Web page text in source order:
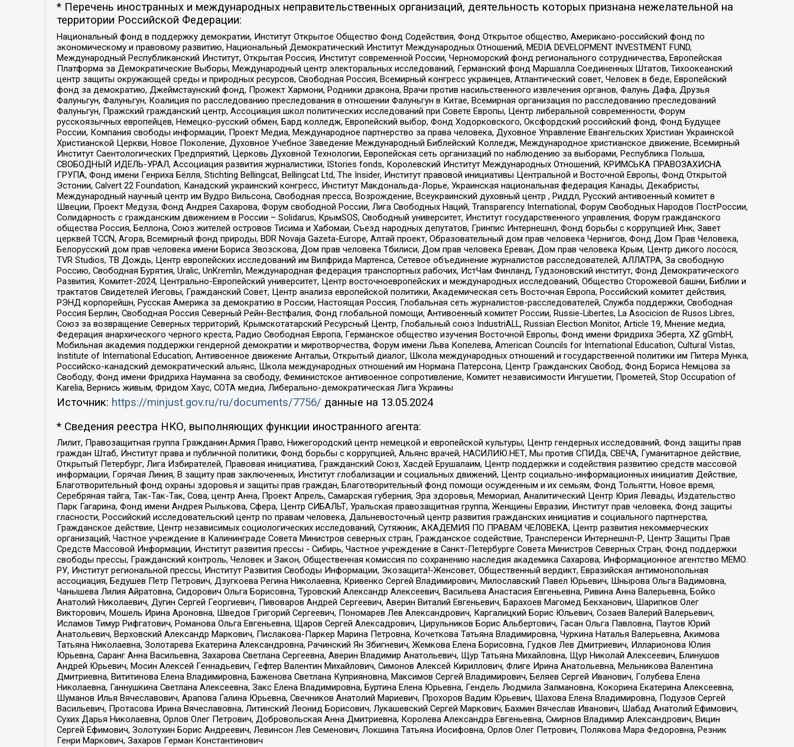
* Перечень иностранных и международных неправительственных организаций, деятельность которых признана нежелательной на
территории Российской Федерации:
Национальный фонд в поддержку демократии, Институт Открытое Общество Фонд Содействия, Фонд Открытое общество, Американо-российский фонд по
экономическому и правовому развитию, Национальный Демократический Институт Международных Отношений, MEDIA DEVELOPMENT INVESTMENT FUND,
Международный Республиканский Институт, Открытая Россия, Институт современной России, Черноморский фонд регионального сотрудничества, Европейская
Платформа за Демократические Выборы, Международный центр электоральных исследований, Германский фонд Маршалла Соединенных Штатов, Тихоокеанский
центр защиты окружающей среды и природных ресурсов, Свободная Россия, Всемирный конгресс украинцев, Атлантический совет, Человек в беде, Европейский
фонд за демократию, Джеймстаунский фонд, Прожект Хармони, Родники дракона, Врачи против насильственного извлечения органов, Фалунь Дафа, Друзья
Фалуньгун, Фалуньгун, Коалиция по расследованию преследования в отношении Фалуньгун в Китае, Всемирная организация по расследованию преследований
Фалуньгун, Пражский гражданский центр, Ассоциация школ политических исследований при Совете Европы, Центр либеральной современности, Форум
русскоязычных европейцев, Немецко-русский обмен, Бард колледж, Европейский выбор, Фонд Ходорковского, Оксфордский российский фонд, Фонд Будущее
России, Компания свободы информации, Проект Медиа, Международное партнерство за права человека, Духовное Управление Евангельских Христиан Украинской
Христианской Церкви, Новое Поколение, Духовное Учебное Заведение Международный Библейский Колледж, Международное христианское движение, Всемирный
Институт Саентологических Предприятий, Церковь Духовной Технологии, Европейская сеть организаций по наблюдению за выборами, Республика Польша,
СВОБОДНЫЙ ИДЕЛЬ-УРАЛ, Ассоциация развития журналистики, IStories fonds, Королевский Институт Международных Отношений, КРИМСЬКА ПРАВОЗАХИСНА
ГРУПА, Фонд имени Генриха Бёлля, Stichting Bellingcat, Bellingcat Ltd, The Insider, Институт правовой инициативы Центральной и Восточной Европы, Фонд Открытой
Эстонии, Calvert 22 Foundation, Канадский украинский конгресс, Институт Макдональда-Лорье, Украинская национальная федерация Канады, Декабристы,
Международный научный центр им Вудро Вильсона, Свободная пресса, Возрождение, Всеукраинский духовный центр , Риддл, Русский антивоенный комитет в
Швеции, Проект Медуза, Фонд Андрея Сахарова, Форум свободной России, Лига Свободных Наций, Transparеncy International, Форум Свободных Народов ПостРоссии,
Солидарность с гражданским движением в России – Solidarus, КрымSOS, Свободный университет, Институт государственного управления, Форум гражданского
общества Россия, Беллона, Союз жителей островов Тисима и Хабомаи, Съезд народных депутатов, Гринпис Интернешнл, Фонд борьбы с коррупцией Инк, Завет
церквей TCCN, Агора, Всемирный фонд природы, BDR Novaja Gazeta-Europe, Алтай проект, Образовательный дом прав человека Чернигов, Фонд Дом Прав Человека,
Белорусский дом прав человека имени Бориса Звозскова, Дом прав человека Тбилиси, Дом прав человека Ереван, Дом прав человека Крым, Центр дикого лосося,
TVR Studios, ТВ Дождь, Центр европейских исследований им Вилфрида Мартенса, Сетевое объединение журналистов расследователей, АЛЛАТРА, За свободную
Россию, Свободная Бурятия, Uralic, UnKremlin, Международная федерация транспортных рабочих, ИстЧам Финланд, Гудзоновский институт, Фонд Демократического
Развития, Комитет-2024, Центрально-Европейский университет, Центр восточноевропейских и международных исследований, Общество Сторожевой башни, Библии и
трактатов Свидетелей Иеговы, Гражданский Совет, Центр анализа европейской политики, Академическая сеть Восточная Европа, Российский комитет действия,
РЭНД корпорейшн, Русская Америка за демократию в России, Настоящая Россия, Глобальная сеть журналистов-расследователей, Служба поддержки, Свободная
Россия Берлин, Свободная Россия Северный Рейн-Вестфалия, Фонд глобальной помощи, Антивоенный комитет России, Russie-Libertes, La Asocicion de Rusos Libres,
Союз за возвращение Северных территорий, Крымскотатарский Ресурсный Центр, Глобальный союз IndustriALL, Russian Election Monitor, Article 19, Мнение медиа,
Федерация анархического черного креста, Радио Свободная Европа, Германское общество изучения Восточной Европы, Фонд имени Фридриха Эберта, XZ gGmbH,
Мобильная академия поддержки гендерной демократии и миротворчества, Форум имени Льва Копелева, American Councils for International Education, Cultural Vistas,
Institute of International Education, Антивоенное движение Антальи, Открытый диалог, Школа международных отношений и государственной политики им Питера Мунка,
Российско-канадский демократический альянс, Школа международных отношений им Нормана Патерсона, Центр Гражданских Свобод, Фонд Бориса Немцова за
Свободу, Фонд имени Фридриха Науманна за свободу, Феминистское антивоенное сопротивление, Комитет независимости Ингушетии, Прометей, Stop Occupation of
Karelia, Вернись живым, Фридом Хаус, СОТА медиа, Либерально-демократическая Лига Украины
Источник: https://minjust.gov.ru/ru/documents/7756/ данные на 13.05.2024
* Сведения реестра НКО, выполняющих функции иностранного агента:
Лилит, Правозащитная группа Гражданин.Армия.Право, Нижегородский центр немецкой и европейской культуры, Центр гендерных исследований, Фонд защиты прав
граждан Штаб, Институт права и публичной политики, Фонд борьбы с коррупцией, Альянс врачей, НАСИЛИЮ.НЕТ, Мы против СПИДа, СВЕЧА, Гуманитарное действие,
Открытый Петербург, Лига Избирателей, Правовая инициатива, Гражданский Союз, Хасдей Ерушалаим, Центр поддержки и содействия развитию средств массовой
информации, Горячая Линия, В защиту прав заключенных, Институт глобализации и социальных движений, Центр социально-информационных инициатив Действие,
Благотворительный фонд охраны здоровья и защиты прав граждан, Благотворительный фонд помощи осужденным и их семьям, Фонд Тольятти, Новое время,
Серебряная тайга, Так-Так-Так, Сова, центр Анна, Проект Апрель, Самарская губерния, Эра здоровья, Мемориал, Аналитический Центр Юрия Левады, Издательство
Парк Гагарина, Фонд имени Андрея Рылькова, Сфера, Центр СИБАЛЬТ, Уральская правозащитная группа, Женщины Евразии, Институт прав человека, Фонд защиты
гласности, Российский исследовательский центр по правам человека, Дальневосточный центр развития гражданских инициатив и социального партнерства,
Гражданское действие, Центр независимых социологических исследований, Сутяжник, АКАДЕМИЯ ПО ПРАВАМ ЧЕЛОВЕКА, Центр развития некоммерческих
организаций, Частное учреждение в Калининграде Совета Министров северных стран, Гражданское содействие, Трансперенси Интернешнл-Р, Центр Защиты Прав
Средств Массовой Информации, Институт развития прессы - Сибирь, Частное учреждение в Санкт-Петербурге Совета Министров Северных Стран, Фонд поддержки
свободы прессы, Гражданский контроль, Человек и Закон, Общественная комиссия по сохранению наследия академика Сахарова, Информационное агентство МЕМО.
РУ, Институт региональной прессы, Институт Развития Свободы Информации, Экозащита!-Женсовет, Общественный вердикт, Евразийская антимонопольная
ассоциация, Бедушев Петр Петрович, Дзугкоева Регина Николаевна, Кривенко Сергей Владимирович, Милославский Павел Юрьевич, Шнырова Ольга Вадимовна,
Чанышева Лилия Айратовна, Сидорович Ольга Борисовна, Туровский Александр Алексеевич, Васильева Анастасия Евгеньевна, Ривина Анна Валерьевна, Бойко
Анатолий Николаевич, Дугин Сергей Георгиевич, Пивоваров Андрей Сергеевич, Аверин Виталий Евгеньевич, Барахоев Магомед Бекханович, Шарипков Олег
Викторович, Мошель Ирина Ароновна, Шведов Григорий Сергеевич, Пономарев Лев Александрович, Каргалицкий Борис Юльевич, Созаев Валерий Валерьевич,
Исламов Тимур Рифгатович, Романова Ольга Евгеньевна, Щаров Сергей Алексадрович, Цирульников Борис Альбертович, Гасан Ольга Павловна, Паутов Юрий
Анатольевич, Верховский Александр Маркович, Пислакова-Паркер Марина Петровна, Кочеткова Татьяна Владимировна, Чуркина Наталья Валерьевна, Акимова
Татьяна Николаевна, Золотарева Екатерина Александровна, Рачинский Ян Збигневич, Жемкова Елена Борисовна, Гудков Лев Дмитриевич, Илларионова Юлия
Юрьевна, Саранг Анна Васильевна, Захарова Светлана Сергеевна, Аверин Владимир Анатольевич, Щур Татьяна Михайловна, Щур Николай Алексеевич, Блинушов
Андрей Юрьевич, Мосин Алексей Геннадьевич, Гефтер Валентин Михайлович, Симонов Алексей Кириллович, Флиге Ирина Анатольевна, Мельникова Валентина
Дмитриевна, Вититинова Елена Владимировна, Баженова Светлана Куприяновна, Максимов Сергей Владимирович, Беляев Сергей Иванович, Голубева Елена
Николаевна, Ганнушкина Светлана Алексеевна, Закс Елена Владимировна, Буртина Елена Юрьевна, Гендель Людмила Залмановна, Кокорина Екатерина Алексеевна,
Шуманов Илья Вячеславович, Арапова Галина Юрьевна, Свечников Анатолий Мариевич, Прохоров Вадим Юрьевич, Шахова Елена Владимировна, Подузов Сергей
Васильевич, Протасова Ирина Вячеславовна, Литинский Леонид Борисович, Лукашевский Сергей Маркович, Бахмин Вячеслав Иванович, Шабад Анатолий Ефимович,
Сухих Дарья Николаевна, Орлов Олег Петрович, Добровольская Анна Дмитриевна, Королева Александра Евгеньевна, Смирнов Владимир Александрович, Вицин
Сергей Ефимович, Золотухин Борис Андреевич, Левинсон Лев Семенович, Локшина Татьяна Иосифовна, Орлов Олег Петрович, Полякова Мара Федоровна, Резник
Генри Маркович, Захаров Герман Константинович